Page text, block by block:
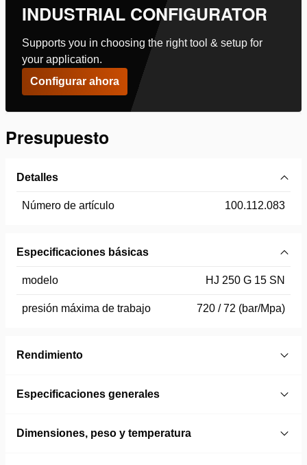
INDUSTRIAL CONFIGURATOR
Supports you in choosing the right tool & setup for
your application.
Configurar ahora
Presupuesto
Detalles
Número de artículo 100.112.083
Especificaciones básicas
modelo HJ 250 G 15 SN
presión máxima de trabajo 720 / 72 (bar/Mpa)
Rendimiento
Especificaciones generales
Dimensiones, peso y temperatura